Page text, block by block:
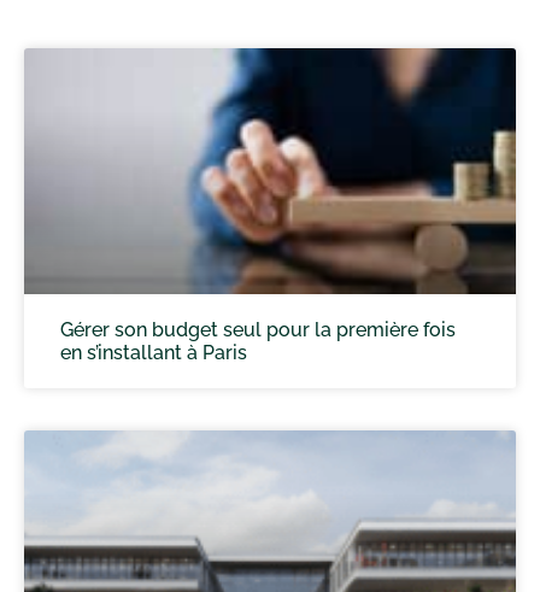
Gérer son budget seul pour la première fois
en s’installant à Paris